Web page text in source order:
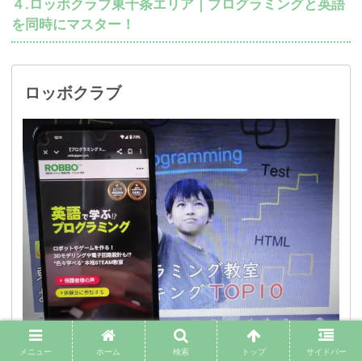
４.ロッボクラブ東十条エリア｜プログラミングと英語
を同時にマスター！
ロッボクラブ
教育大陸フィンランド発のSTEAM教育
メニュー ホーム 検索 トップ サイドバー